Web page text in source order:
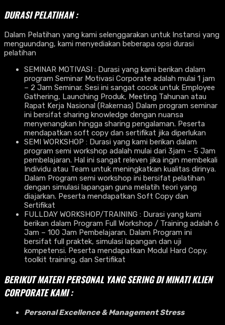
DURASI PELATIHAN :
Dalam Pelatihan yang kami selenggarakan untuk Instansi yang
menguundang, kami menyediakan beberapa opsi durasi
pelatihan
SEMINAR MOTIVASI : Durasi yang kami berikan dalam
program Seminar Motivasi Corporate adalah mulai 1 jam
– 2 Jam Seminar. Sesi ini sangat cocok untuk Employee
Gathering, Launching Produk, Meeting Tahunan atau
Rapat Kerja Nasional (Rakernas) Dalam program seminar
ini bersifat sharing knowledge dengan nuansa
menyenangkan hingga sharing pengalaman. Peserta
mendapatkan soft copy dan sertifikat jika diperlukan
SEMI WORKSHOP : Durasi yang kami berikan dalam
program semi workshop adalah mulai dari 3jam – 5 Jam
pembelajaran. Hal ini sangat releven jika ingin membekali
Individu atau Team untuk meningkatkan kualitas dirinya.
Dalam Program semi workshop ini bersifat pelatihan
dengan simulasi lapangan guna melatih teori yang
diajarkan. Peserta mendapatkan Soft Copy dan
Sertifikat
FULLDAY WORKSHOP/TRAINING : Durasi yang kami
berikan dalam Program Full Workshop / Training adalah 6
Jam – 100 Jam Pembelajaran. Dalam Program ini
bersifat full praktek, simulasi lapangan dan uji
kompetensi. Peserta mendapatkan Modul Hard Copy.
toolkit training, dan Sertifikat
BERIKUT MATERI PERSONAL YANG SERING DI MINATI KLIEN
CORPORATE KAMI :
Personal Excellence & Management Stress